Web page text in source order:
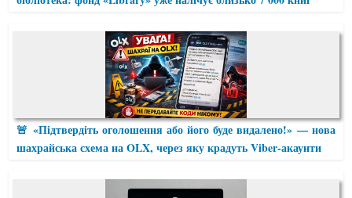
🚨 «Підтвердіть оголошення або його буде видалено!» — нова
шахрайська схема на OLX, через яку крадуть Viber-акаунти